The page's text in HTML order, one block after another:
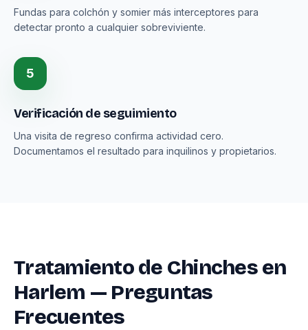
Fundas para colchón y somier más interceptores para
detectar pronto a cualquier sobreviviente.
5
Verificación de seguimiento
Una visita de regreso confirma actividad cero.
Documentamos el resultado para inquilinos y propietarios.
Tratamiento de Chinches en
Harlem — Preguntas
Frecuentes